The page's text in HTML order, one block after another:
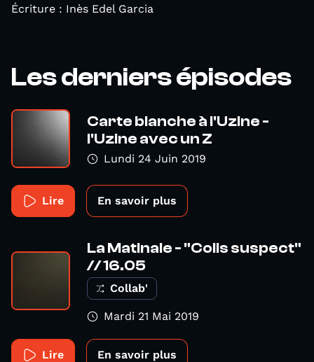
Écriture : Inès Edel Garcia
Les derniers épisodes
Carte blanche à l'Uzine -
l'Uzine avec un Z
Lundi 24 Juin 2019
Lire En savoir plus
La Matinale - "Colis suspect"
// 16.05
Collab'
Mardi 21 Mai 2019
Lire En savoir plus